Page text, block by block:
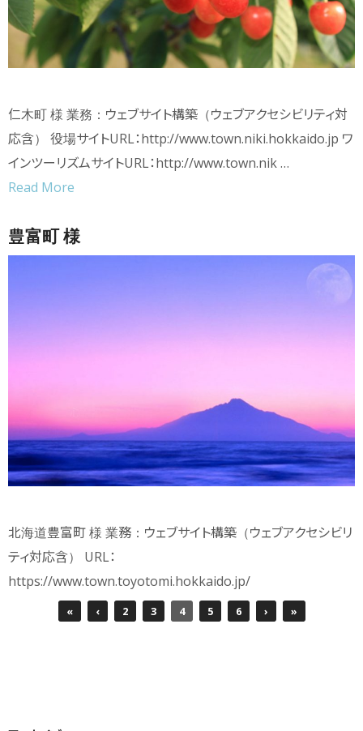
仁木町 様 業務：ウェブサイト構築（ウェブアクセシビリティ対
応含） 役場サイトURL：http://www.town.niki.hokkaido.jp ワ
インツーリズムサイトURL：http://www.town.nik …
Read More
豊富町 様
北海道豊富町 様 業務：ウェブサイト構築（ウェブアクセシビリ
ティ対応含） URL：
https://www.town.toyotomi.hokkaido.jp/
« ‹ 2 3 4 5 6 › »